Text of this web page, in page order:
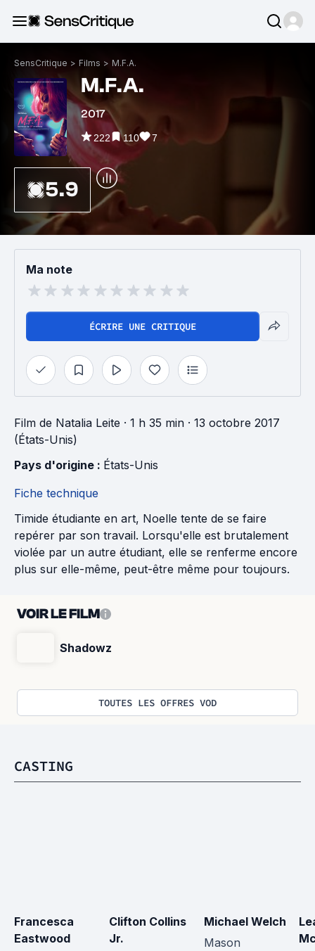
SensCritique > Films > M.F.A.
M.F.A.
2017
222 110 7
5.9
Ma note
ÉCRIRE UNE CRITIQUE
Film de Natalia Leite · 1 h 35 min · 13 octobre 2017
(États-Unis)
Pays d'origine : États-Unis
Fiche technique
Timide étudiante en art, Noelle tente de se faire
repérer par son travail. Lorsqu'elle est brutalement
violée par un autre étudiant, elle se renferme encore
plus sur elle-même, peut-être même pour toujours.
VOIR LE FILM
Shadowz
TOUTES LES OFFRES VOD
CASTING
Francesca
Eastwood
Clifton Collins
Jr.
Michael Welch
Mason